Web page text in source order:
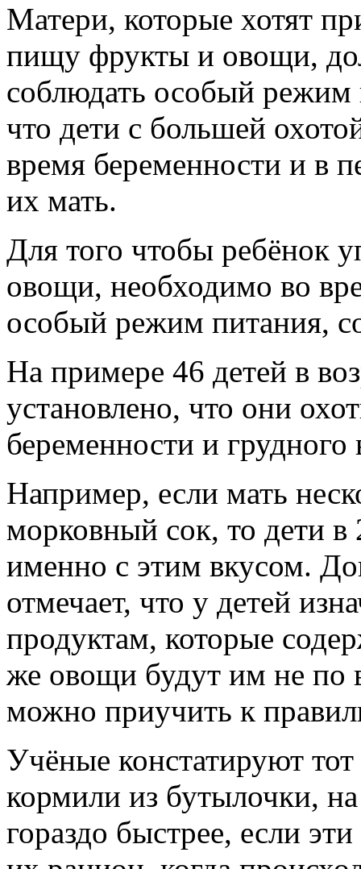
Матери, которые хотят
пищу фрукты и овощи,
соблюдать особый
что дети с большей
время беременности и в
их мать.
Для того чтобы ребёнок
овощи, необходимо во
особый режим питания,
На примере 46 детей в
установлено, что они
беременности и
Например, если мать
морковный сок, то дети
именно с этим вкусом.
отмечает, что у детей
продуктам, которые
же овощи будут им не по
можно приучить к
Учёные констатируют
кормили из бутылочки,
гораздо быстрее, если